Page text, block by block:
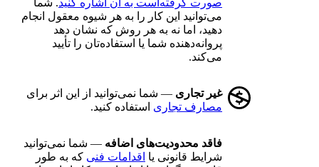
صورت گرفته‌است به آن اشاره کنید. شما
می‌توانید این کار را به هر شیوه معقول انجام
دهید، اما نه به هر روش که نشان دهد
پروانه‌دهنده شما یا استفاده‌تان را تأیید
می‌کند.
غیر تجاری — شما نمی‌توانید از این اثر برای
مصارف تجاری استفاده کنید.
فاقد محدودیت‌های اضافه — شما نمی‌توانید
شرایط قانونی یا اقدامات فنی که به طور